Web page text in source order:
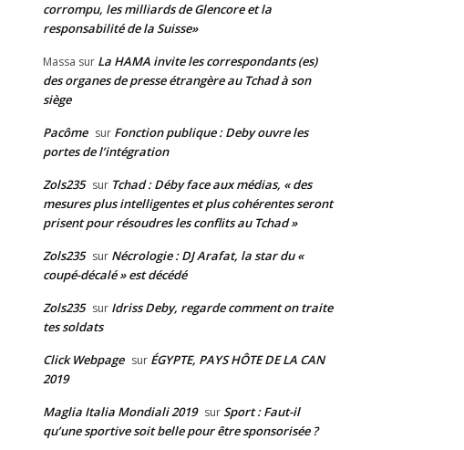
corrompu, les milliards de Glencore et la
responsabilité de la Suisse»
Massa sur La HAMA invite les correspondants (es)
des organes de presse étrangère au Tchad à son
siège
Pacôme sur Fonction publique : Deby ouvre les
portes de l’intégration
Zols235 sur Tchad : Déby face aux médias, « des
mesures plus intelligentes et plus cohérentes seront
prisent pour résoudres les conflits au Tchad »
Zols235 sur Nécrologie : DJ Arafat, la star du «
coupé-décalé » est décédé
Zols235 sur Idriss Deby, regarde comment on traite
tes soldats
Click Webpage sur ÉGYPTE, PAYS HÔTE DE LA CAN
2019
Maglia Italia Mondiali 2019 surSport : Faut-il
qu’une sportive soit belle pour être sponsorisée ?